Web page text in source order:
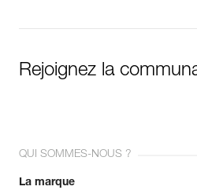
Rejoignez la
QUI SOMMES-NOUS ?
La marque